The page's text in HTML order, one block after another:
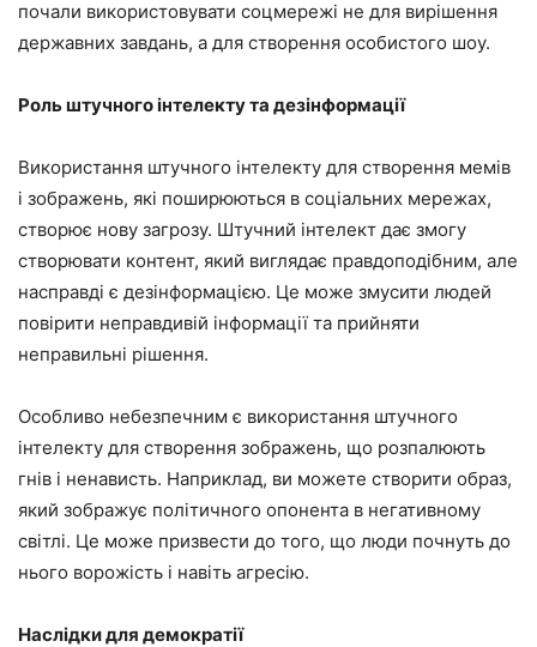
почали використовувати соцмережі не для вирішення
державних завдань, а для створення особистого шоу.
Роль штучного інтелекту та дезінформації
Використання штучного інтелекту для створення мемів
і зображень, які поширюються в соціальних мережах,
створює нову загрозу. Штучний інтелект дає змогу
створювати контент, який виглядає правдоподібним, але
насправді є дезінформацією. Це може змусити людей
повірити неправдивій інформації та прийняти
неправильні рішення.
Особливо небезпечним є використання штучного
інтелекту для створення зображень, що розпалюють
гнів і ненависть. Наприклад, ви можете створити образ,
який зображує політичного опонента в негативному
світлі. Це може призвести до того, що люди почнуть до
нього ворожість і навіть агресію.
Наслідки для демократії